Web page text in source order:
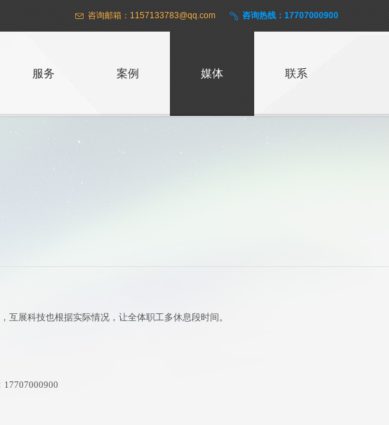
咨询热线：17707000900
咨询邮箱：1157133783@qq.com
服务 案例 媒体 联系
展科技也根据实际情况，让全体职工多休息段时间。